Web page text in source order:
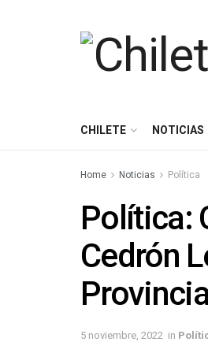
CHILETE NOTICIAS
Home Noticias Política
Política:
Cedrón
5 noviembre, 2022 in